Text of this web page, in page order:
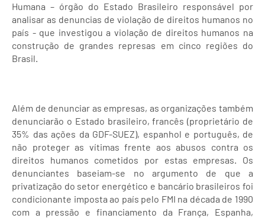
Humana – órgão do Estado Brasileiro responsável por
analisar as denuncias de violação de direitos humanos no
país - que investigou a violação de direitos humanos na
construção de grandes represas em cinco regiões do
Brasil.
Além de denunciar as empresas, as organizações também
denunciarão o Estado brasileiro, francês (proprietário de
35% das ações da GDF-SUEZ), espanhol e português, de
não proteger as vítimas frente aos abusos contra os
direitos humanos cometidos por estas empresas. Os
denunciantes baseiam-se no argumento de que a
privatização do setor energético e bancário brasileiros foi
condicionante imposta ao país pelo FMI na década de 1990
com a pressão e financiamento da França, Espanha,